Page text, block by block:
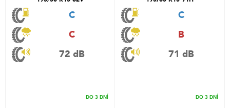
C
C
72 dB
DO 3 DNÍ
C
B
71 dB
DO 3 DNÍ